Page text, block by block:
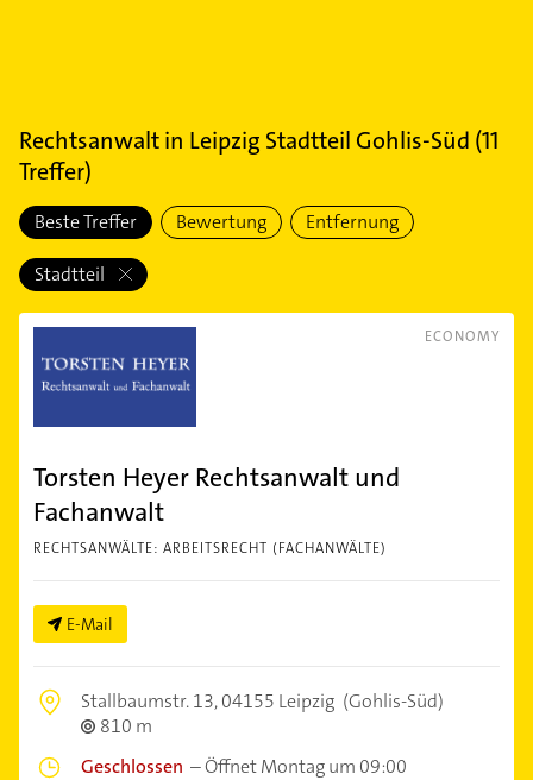
Rechtsanwaltin Leipzig Stadtteil Gohlis-Süd (11
Treffer)
Beste Treffer Bewertung Entfernung
Stadtteil
ECONOMY
Torsten Heyer Rechtsanwalt und
Fachanwalt
RECHTSANWÄLTE: ARBEITSRECHT (FACHANWÄLTE)
E-Mail
Stallbaumstr. 13,04155 Leipzig (Gohlis-Süd)
810 m
Geschlossen –Öffnet Montag um 09:00